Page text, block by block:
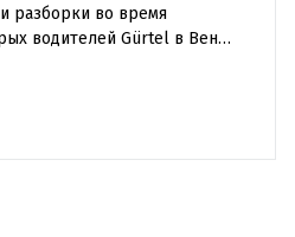
разборки во время
водителей Gürtel в Вене
Не